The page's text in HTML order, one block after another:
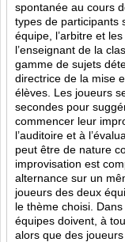
spontanée au cours
types de participants
équipe, l’arbitre et
l’enseignant de la
gamme de sujets
directrice de la mise
élèves. Les joueurs
secondes pour
commencer leur
l’auditoire et à
peut être de nature
improvisation est
alternance sur un
joueurs des deux
le thème choisi.
équipes doivent, à
alors que des